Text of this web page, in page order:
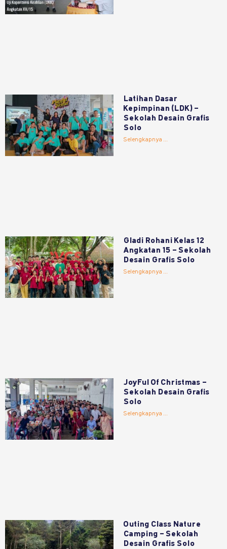
Latihan Dasar
Kepimpinan (LDK) –
Sekolah Desain Grafis
Solo
Selengkapnya ...
Gladi Rohani Kelas 12
Angkatan 15 – Sekolah
Desain Grafis Solo
Selengkapnya ...
JoyFul Of Christmas –
Sekolah Desain Grafis
Solo
Selengkapnya ...
Outing Class Nature
Camping – Sekolah
Desain Grafis Solo